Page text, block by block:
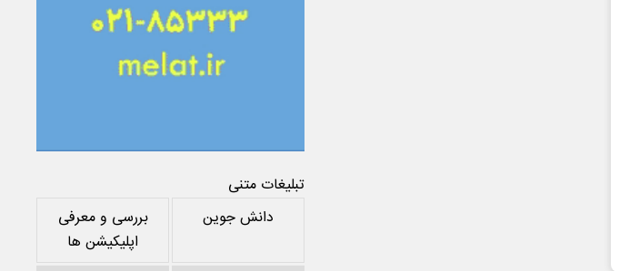
تبلیغات متنی
دانش جوین
بررسی و معرفی
اپلیکیشن ها